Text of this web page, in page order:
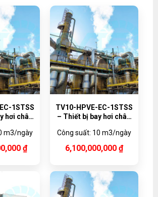
1STSS
hơi chân
ngày
m3/ngày
₫
TV10-HPVE-EC-1STSS
– Thiết bị bay hơi chân
10,000 lít/ngày
Công suất: 10 m3/ngày
6,100,000,000 ₫